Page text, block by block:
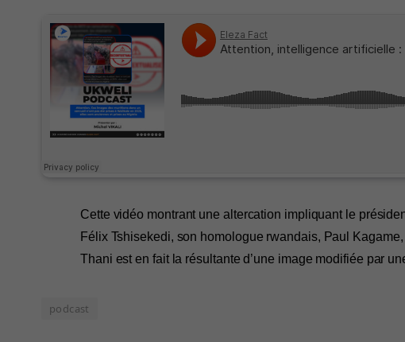
Cette vidéo montrant une altercation impliquant le
Félix Tshisekedi, son homologue rwandais, Paul
Thani est en fait la résultante d’une image modifiée par
podcast